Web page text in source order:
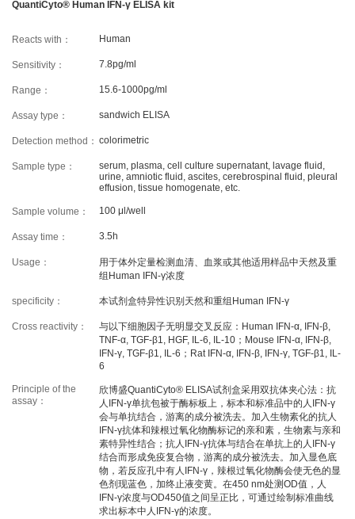
SERVICES
ELISA Development
Luminex Multiplex Detection Services
Citations
Technical Support Ordering
PROMOTION
Exhibition Scholarship
RESOURCES
Sample Preparation Experimental Procedure
QuantiCyto® Human IFN-γ ELISA kit
Reacts with： Human
Sensitivity： 7.8pg/ml
Range： 15.6-1000pg/ml
Assay type： sandwich ELISA
Detection method： colorimetric
Sample type：
serum, plasma, cell culture supernatant, lavage fluid,
urine, amniotic fluid, ascites, cerebrospinal fluid, pleural
effusion, tissue homogenate, etc.
Sample volume： 100 μl/well
Assay time： 3.5h
Usage：
用于体外定量检测血清、血浆或其他适用样品中天然及重
组Human IFN-γ浓度
specificity： 本试剂盒特异性识别天然和重组Human IFN-γ
Cross reactivity：
与以下细胞因子无明显交叉反应：Human IFN-α, IFN-β,
TNF-α, TGF-β1, HGF, IL-6, IL-10；Mouse IFN-α, IFN-β,
IFN-γ, TGF-β1, IL-6；Rat IFN-α, IFN-β, IFN-γ, TGF-β1, IL-
6
Principle of the
assay：
欣博盛QuantiCyto® ELISA试剂盒采用双抗体夹心法：抗
人IFN-γ单抗包被于酶标板上，标本和标准品中的人IFN-γ
会与单抗结合，游离的成分被洗去。加入生物素化的抗人
IFN-γ抗体和辣根过氧化物酶标记的亲和素，生物素与亲和
素特异性结合；抗人IFN-γ抗体与结合在单抗上的人IFN-γ
结合而形成免疫复合物，游离的成分被洗去。加入显色底
物，若反应孔中有人IFN-γ，辣根过氧化物酶会使无色的显
色剂现蓝色，加终止液变黄。在450 nm处测OD值，人
IFN-γ浓度与OD450值之间呈正比，可通过绘制标准曲线
求出标本中人IFN-γ的浓度。